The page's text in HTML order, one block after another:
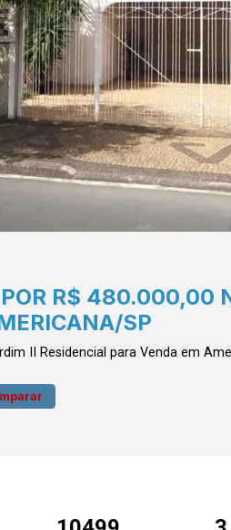
R$ 480.000,00
SP
II Residencial para Venda em